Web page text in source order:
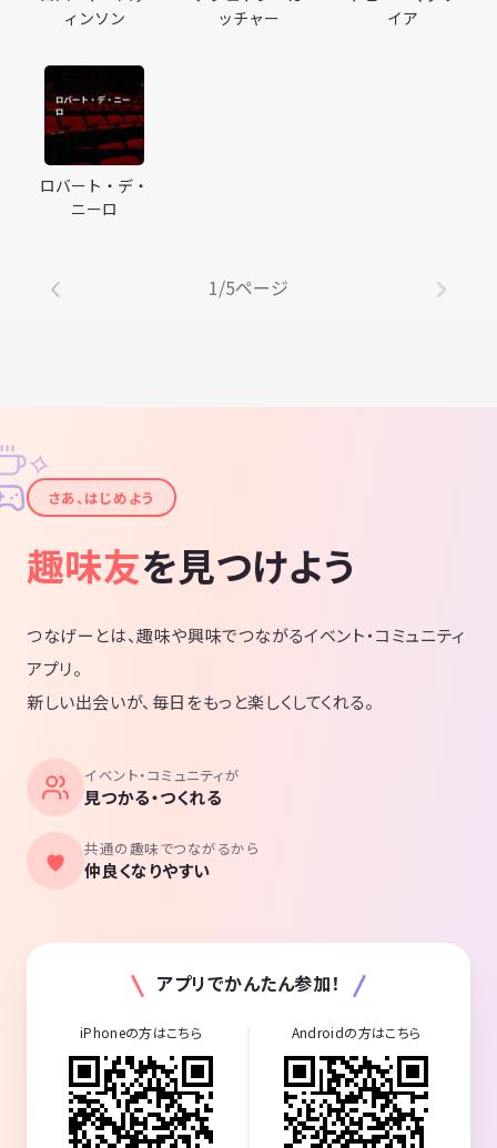
ィンソン
ッチャー
イア
ロバート・デ・
ニーロ
1/5ページ
✦
✧
さあ、はじめよう
趣味友を見つけよう
つなげーとは、趣味や興味でつながるイベント・コミュニティ
アプリ。
新しい出会いが、毎日をもっと楽しくしてくれる。
イベント・コミュニティが
見つかる・つくれる
共通の趣味でつながるから
仲良くなりやすい
アプリでかんたん参加！
iPhoneの方はこちら Androidの方はこちら